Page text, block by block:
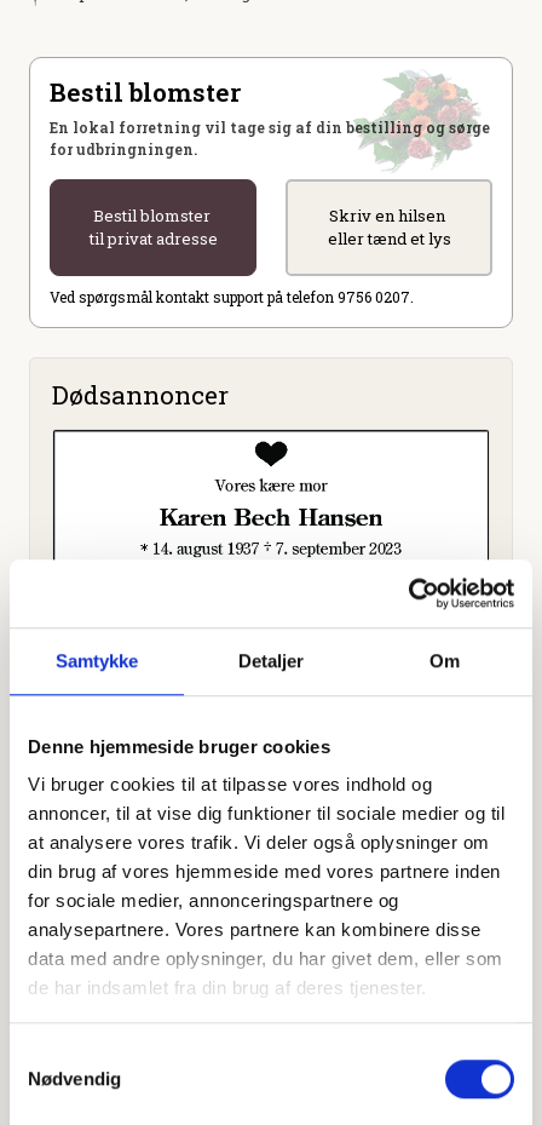
Samtykke Detaljer Om
Denne hjemmeside bruger cookies
Vi bruger cookies til at tilpasse vores indhold og
annoncer, til at vise dig funktioner til sociale medier og til
at analysere vores trafik. Vi deler også oplysninger om
din brug af vores hjemmeside med vores partnere inden
for sociale medier, annonceringspartnere og
analysepartnere. Vores partnere kan kombinere disse
data med andre oplysninger, du har givet dem, eller som
de har indsamlet fra din brug af deres tjenester.
Nødvendig
Bestil blomster
En lokal forretning vil tage sig af din bestilling og sørge
for udbringningen.
Bestil blomster
til privat adresse
Skriv en hilsen
eller tænd et lys
Ved spørgsmål kontakt support på telefon 9756 0207.
Dødsannoncer
Offentligtgjort i Tørring Folkeblad;
overtaget af Hedensted/Juelsminde Avis
d. 13. september 2023
Se flere
Højtideligheden
Lørdagd. 16. september 2023 kl. 11.00
Tørring Kirke
+
−